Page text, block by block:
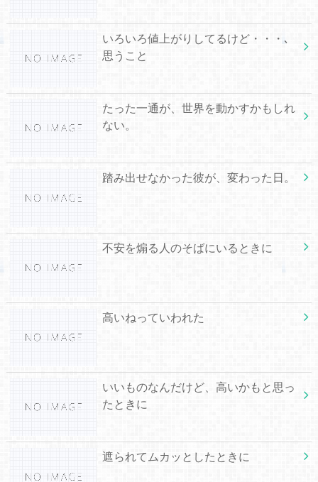
いろいろ値上がりしてるけど・・・､
思うこと
たった一通が、世界を動かすかもしれ
ない。
踏み出せなかった彼が、変わった日。
不安を煽る人のそばにいるときに
高いねっていわれた
いいものなんだけど、高いかもと思っ
たときに
遮られてムカッとしたときに